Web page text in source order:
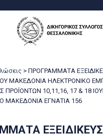
> ΠΡΟΓΡΑΜΜΑΤΑ
ΜΑΚΕΔΟΝΙΑ ΗΛΕΚΤΡΟΝΙΚΟ
ΠΡΟΪΟΝΤΩΝ 10,11,16, 17 & 18
ΜΑΚΕΔΟΝΙΑ ΕΓΝΑΤΙΑ 156